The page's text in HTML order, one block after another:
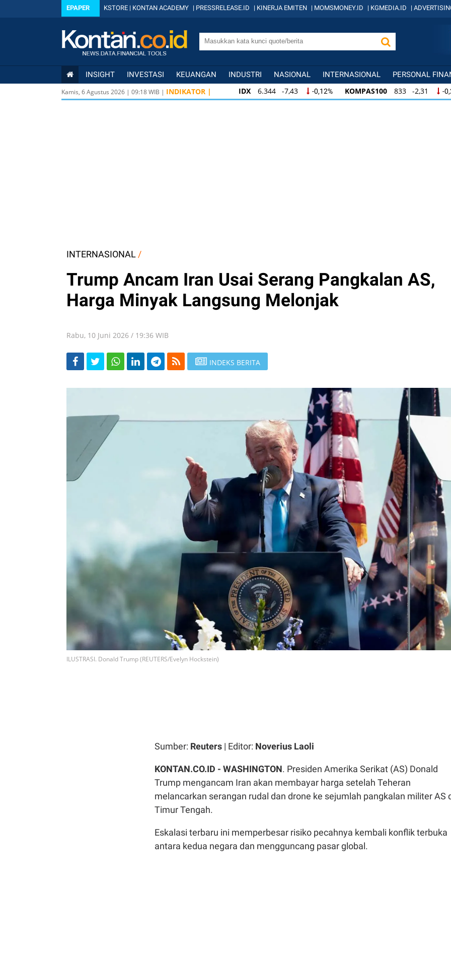
EPAPER KSTORE | KONTAN ACADEMY | PRESSRELEASE.ID | KINERJA EMITEN | MOMSMONEY.ID | KGMEDIA.ID |
INSIGHT INVESTASI KEUANGAN INDUSTRI NASIONAL INTERNASIONAL PERSONAL
Kamis, 6 Agustus 2026 | 09:19WIB | INDIKATOR | IDX 6.344 -7,43 -0,12% KOMPAS100 833 -2,31 -
IDX 6.344 -7,43 -0,12% KOMPAS100 833 -2,31 -
INTERNASIONAL /
Trump Ancam Iran Usai Serang Pangkalan AS,
Harga Minyak Langsung Melonjak
Rabu, 10 Juni 2026 / 19:36 WIB
INDEKS BERITA
ILUSTRASI. Donald Trump (REUTERS/Evelyn Hockstein)
Sumber: Reuters | Editor: Noverius Laoli
KONTAN.CO.ID - WASHINGTON. Presiden Amerika Serikat (AS) Donald
Trump mengancam Iran akan membayar harga setelah Teheran
melancarkan serangan rudal dan drone ke sejumlah pangkalan militer AS
Timur Tengah.
Eskalasi terbaru ini memperbesar risiko pecahnya kembali konflik terbuka
antara kedua negara dan mengguncang pasar global.